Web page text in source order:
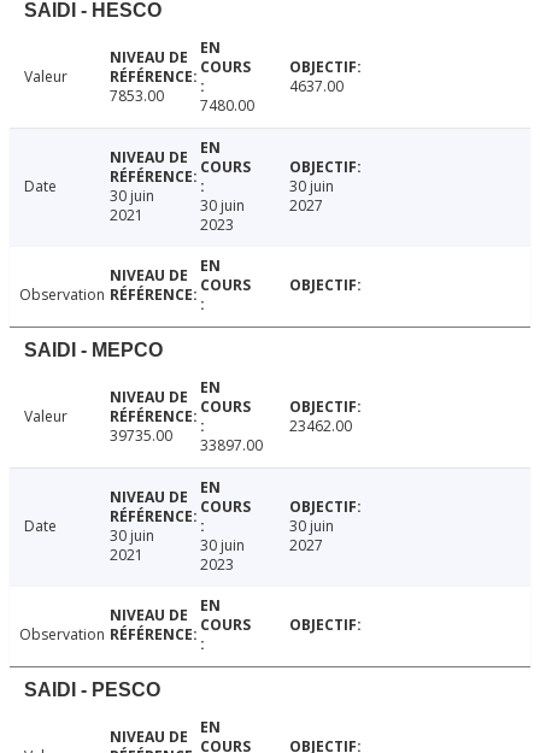
SAIDI - HESCO
Valeur
7853.00
7480.00
4637.00
Date
30 juin
2021
30 juin
2023
30 juin
2027
Observation
SAIDI - MEPCO
Valeur
39735.00
33897.00
23462.00
Date
30 juin
2021
30 juin
2023
30 juin
2027
Observation
SAIDI - PESCO